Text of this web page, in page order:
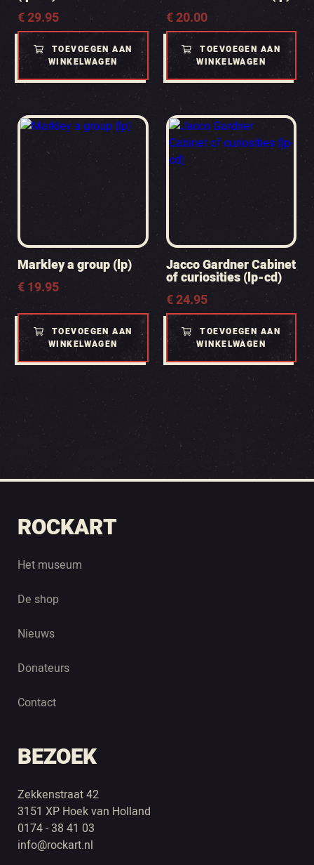
€29.95
TOEVOEGEN AAN
WINKELWAGEN
€20.00
TOEVOEGEN AAN
WINKELWAGEN
Markley a group (lp)
€19.95
TOEVOEGEN AAN
WINKELWAGEN
Jacco Gardner Cabinet
of curiosities (lp-cd)
€24.95
TOEVOEGEN AAN
WINKELWAGEN
ROCKART
Het museum
De shop
Nieuws
Donateurs
Contact
BEZOEK
Zekkenstraat 42
3151 XP Hoek van Holland
0174 - 38 41 03
info@rockart.nl